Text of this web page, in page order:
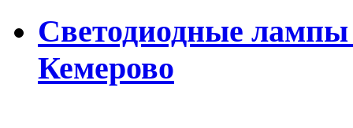
Светодиодные
Кемерово